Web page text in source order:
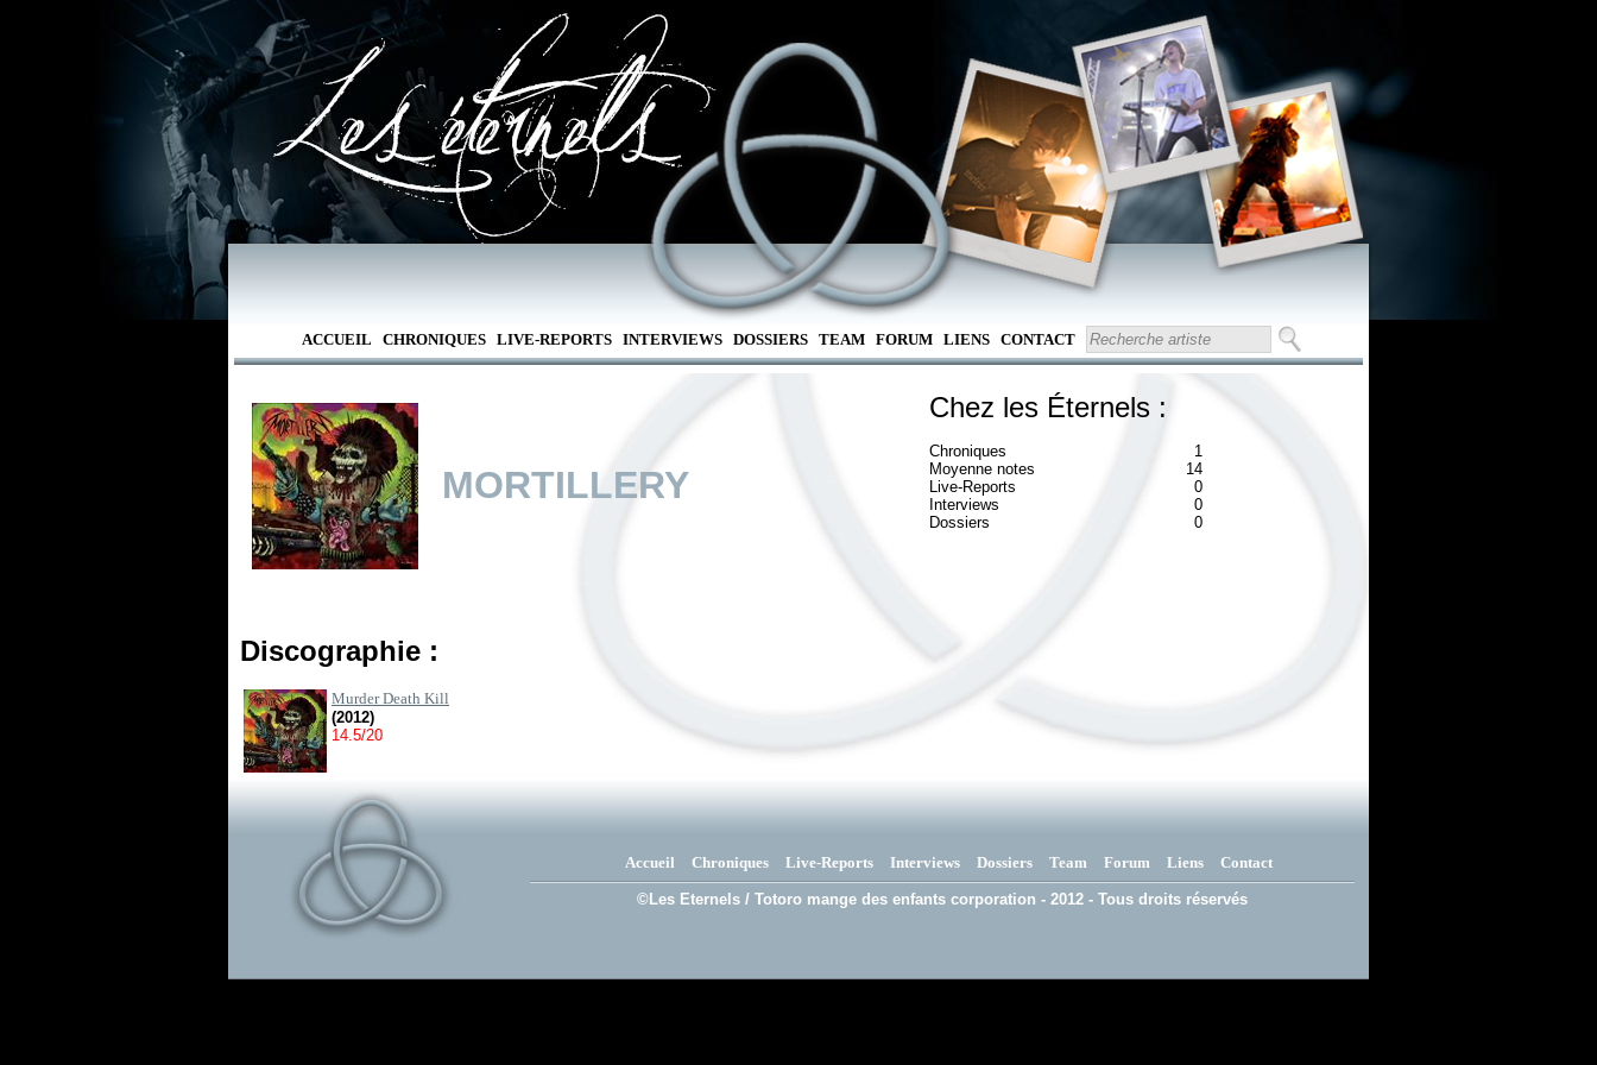
ACCUEIL CHRONIQUES LIVE-REPORTS INTERVIEWS DOSSIERS TEAM FORUM LIENS CONTACT
MORTILLERY
Chez les Éternels :
Chroniques
1
Moyenne notes
14
Live-Reports
0
Interviews
0
Dossiers
0
Discographie :
Murder Death Kill
(2012)
14.5/20
Accueil Chroniques Live-Reports Interviews Dossiers Team Forum Liens Contact
©Les Eternels / Totoro mange des enfants corporation - 2012 - Tous droits réservés